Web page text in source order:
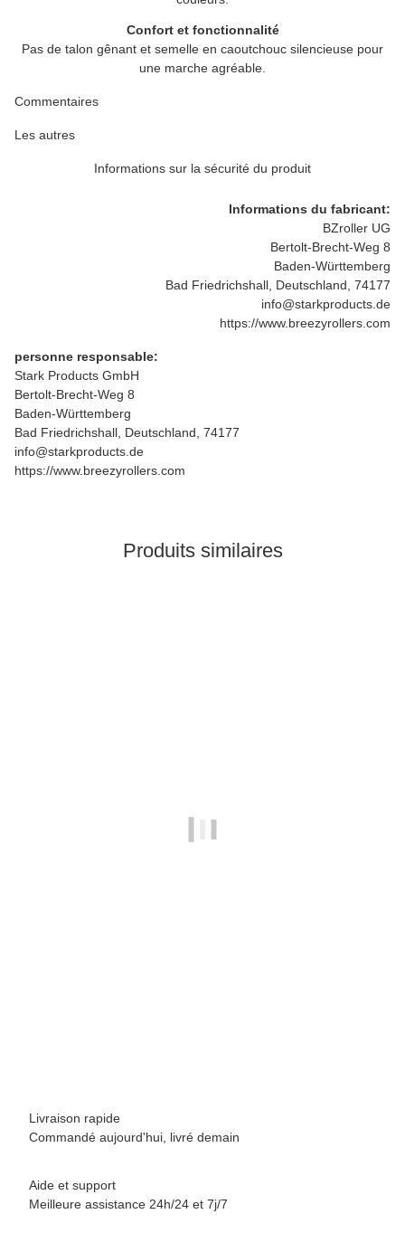
Confort et fonctionnalité
Pas de talon gênant et semelle en caoutchouc silencieuse pour
une marche agréable.
Commentaires
Les autres
Informations sur la sécurité du produit
Informations du fabricant:
BZroller UG
Bertolt-Brecht-Weg 8
Baden-Württemberg
Bad Friedrichshall, Deutschland, 74177
info@starkproducts.de
https://www.breezyrollers.com
personne responsable:
Stark Products GmbH
Bertolt-Brecht-Weg 8
Baden-Württemberg
Bad Friedrichshall, Deutschland, 74177
info@starkproducts.de
https://www.breezyrollers.com
Produits similaires
Livraison rapide
Commandé aujourd'hui, livré demain
Aide et support
Meilleure assistance 24h/24 et 7j/7